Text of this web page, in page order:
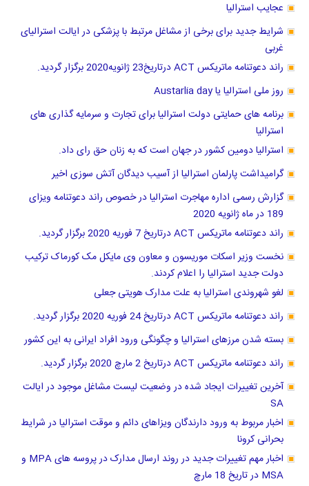
عجایب استرالیا
شرایط جدید برای برخی از مشاغل مرتبط با پزشکی در ایالت استرالیای
غربی
راند دعوتنامه ماتریکس ACT درتاریخ23 ژانویه2020 برگزار گردید.
روز ملی استرالیا یا Austarlia day
برنامه های حمایتی دولت استرالیا برای تجارت و سرمایه گذاری های
استرالیا
استرالیا دومین کشور در جهان است که به زنان حق رای داد.
گرامیداشت پارلمان استرالیا از آسیب دیدگان آتش سوزی اخیر
گزارش رسمی اداره مهاجرت استرالیا در خصوص راند دعوتنامه ویزای
189 در ماه ژانویه 2020
راند دعوتنامه ماتریکس ACT درتاریخ 7 فوریه 2020 برگزار گردید.
نخست وزیر اسکات موریسون و معاون وی مایکل مک کورماک ترکیب
دولت جدید استرالیا را اعلام کردند.
لغو شهروندی استرالیا به علت مدارک هویتی جعلی
راند دعوتنامه ماتریکس ACT درتاریخ 24 فوریه 2020 برگزار گردید.
بسته شدن مرزهای استرالیا و چگونگی ورود افراد ایرانی به این کشور
راند دعوتنامه ماتریکس ACT درتاریخ 2 مارچ 2020 برگزار گردید.
آخرین تغییرات ایجاد شده در وضعیت لیست مشاغل موجود در ایالت
SA
اخبار مربوط به ورود دارندگان ویزاهای دائم و موقت استرالیا در شرایط
بحرانی کرونا
اخبار مهم تغییرات جدید در روند ارسال مدارک در پروسه های MPA و
MSA در تاریخ 18 مارچ